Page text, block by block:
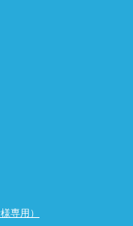
専用）